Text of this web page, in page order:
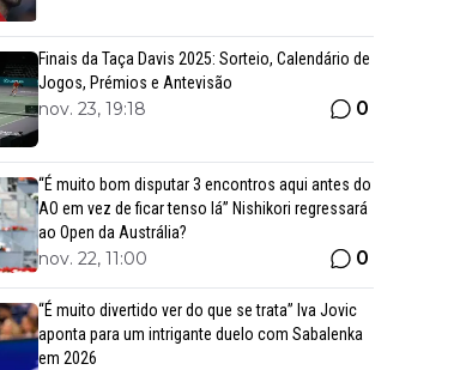
Finais da Taça Davis 2025: Sorteio, Calendário de
Jogos, Prémios e Antevisão
nov. 23, 19:18 0
“É muito bom disputar 3 encontros aqui antes do
AO em vez de ficar tenso lá” Nishikori regressará
ao Open da Austrália?
nov. 22, 11:00 0
“É muito divertido ver do que se trata” Iva Jovic
aponta para um intrigante duelo com Sabalenka
em 2026